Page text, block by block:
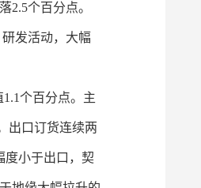
2.5个百分点。
发活动，大幅
个百分点。主
出口订货连续两
度小于出口，契